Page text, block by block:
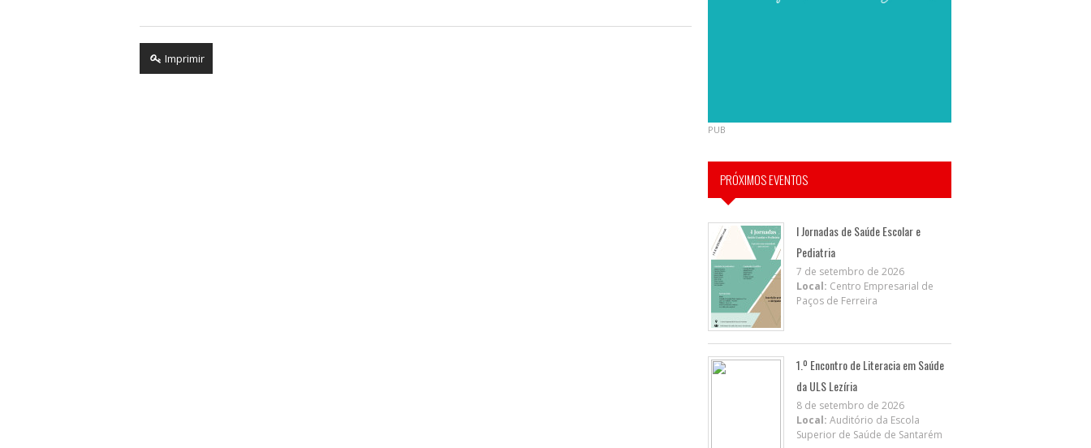
Imprimir
PUB
PRÓXIMOS EVENTOS
I Jornadas de Saúde Escolar e
Pediatria
7 de setembro de 2026
Local: Centro Empresarial de
Paços de Ferreira
1.º Encontro de Literacia em Saúde
da ULS Lezíria
8 de setembro de 2026
Local: Auditório da Escola
Superior de Saúde de Santarém